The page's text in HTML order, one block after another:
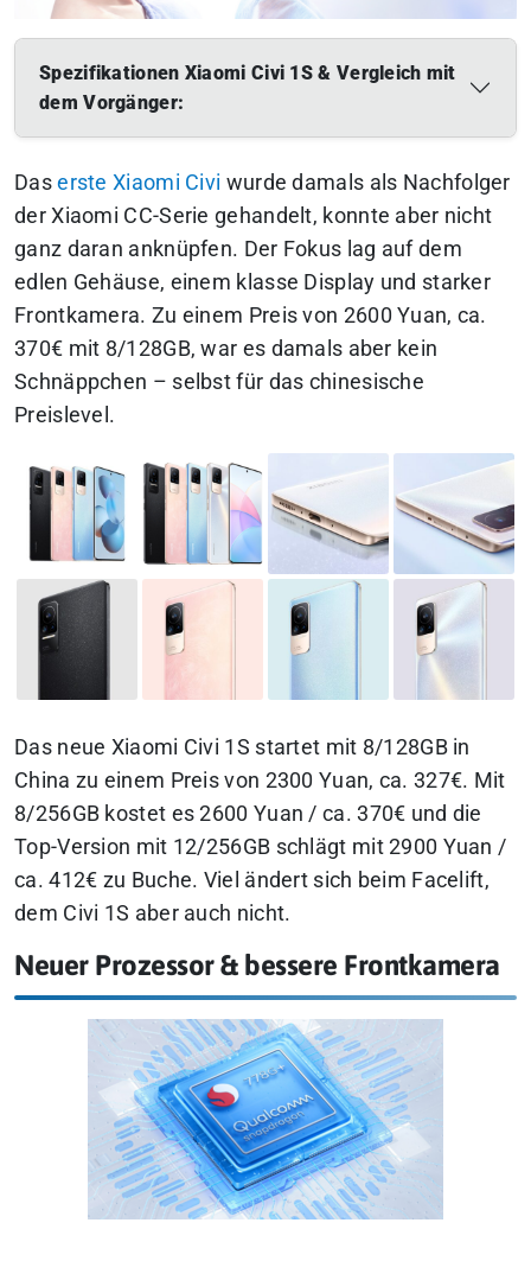
Spezifikationen Xiaomi Civi 1S & Vergleich mit
dem Vorgänger:
Daserste Xiaomi Civi wurde damals als Nachfolger
der Xiaomi CC-Serie gehandelt, konnte aber nicht
ganz daran anknüpfen. Der Fokus lag auf dem
edlen Gehäuse, einem klasse Display und starker
Frontkamera. Zu einem Preis von 2600 Yuan, ca.
370€ mit 8/128GB, war es damals aber kein
Schnäppchen – selbst für das chinesische
Preislevel.
Das neue Xiaomi Civi 1S startet mit 8/128GB in
China zu einem Preis von 2300 Yuan, ca. 327€. Mit
8/256GB kostet es 2600 Yuan / ca. 370€ und die
Top-Version mit 12/256GB schlägt mit 2900 Yuan /
ca. 412€ zu Buche. Viel ändert sich beim Facelift,
dem Civi 1S aber auch nicht.
Neuer Prozessor & bessere Frontkamera